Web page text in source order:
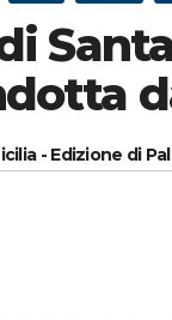
- Edizione di